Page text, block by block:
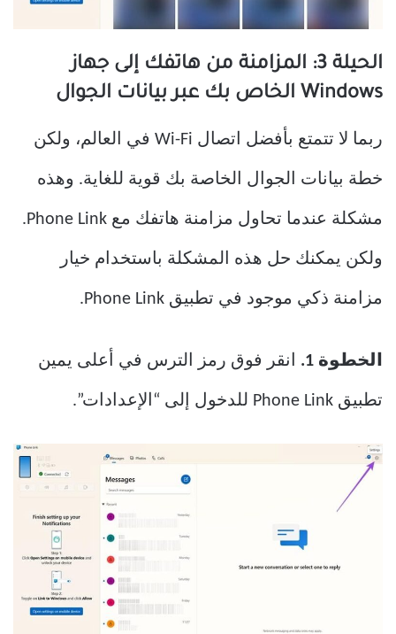
الحيلة 3: المزامنة من هاتفك إلى جهاز
Windows الخاص بك عبر بيانات الجوال
ربما لا تتمتع بأفضل اتصال Wi-Fi في العالم، ولكن
خطة بيانات الجوال الخاصة بك قوية للغاية. وهذه
مشكلة عندما تحاول مزامنة هاتفك مع Phone Link.
ولكن يمكنك حل هذه المشكلة باستخدام خيار
مزامنة ذكي موجود في تطبيق Phone Link.
الخطوة 1. انقر فوق رمز الترس في أعلى يمين
تطبيق Phone Link للدخول إلى “الإعدادات”.